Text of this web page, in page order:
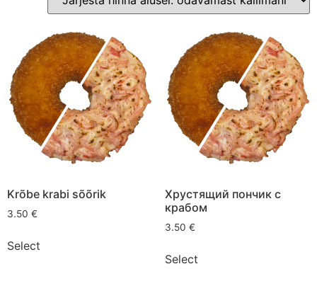
Krõbe krabi sõõrik
3.50 €
Select
Хрустящий пончик с
крабом
3.50 €
Select